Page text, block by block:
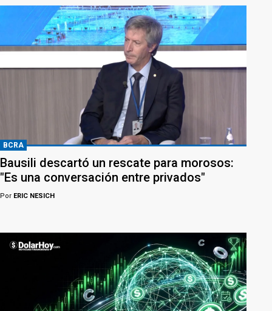
BCRA
Bausili descartó un rescate para morosos:
"Es una conversación entre privados"
Por ERIC NESICH